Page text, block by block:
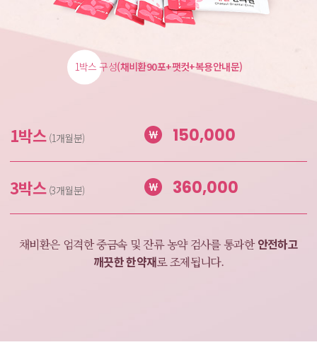
1박스 구성(채비환90포+팻컷+복용안내문)
1박스(1개월분) 150,000
3박스(3개월분) 360,000
채비환은 엄격한 중금속 및 잔류 농약 검사를통과한안전하고
깨끗한 한약재로 조제됩니다.